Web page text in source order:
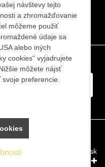
osobných údajov
pomocou: BiznisWeb.sk
návštevy tejto
a zhromažďovanie
môžeme použiť
údaje sa
alebo iných
cookies“ vyjadrujete
môžete nájsť
preferencie.